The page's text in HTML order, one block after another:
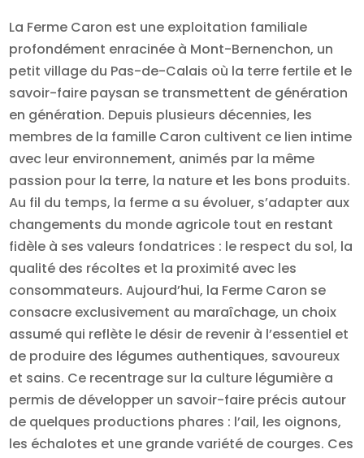
La Ferme Caron est une exploitation familiale
profondément enracinée à Mont-Bernenchon, un
petit village du Pas-de-Calais où la terre fertile et le
savoir-faire paysan se transmettent de génération
en génération. Depuis plusieurs décennies, les
membres de la famille Caron cultivent ce lien intime
avec leur environnement, animés par la même
passion pour la terre, la nature et les bons produits.
Au fil du temps, la ferme a su évoluer, s’adapter aux
changements du monde agricole tout en restant
fidèle à ses valeurs fondatrices : le respect du sol, la
qualité des récoltes et la proximité avec les
consommateurs. Aujourd’hui, la Ferme Caron se
consacre exclusivement au maraîchage, un choix
assumé qui reflète le désir de revenir à l’essentiel et
de produire des légumes authentiques, savoureux
et sains. Ce recentrage sur la culture légumière a
permis de développer un savoir-faire précis autour
de quelques productions phares : l’ail, les oignons,
les échalotes et une grande variété de courges. Ces